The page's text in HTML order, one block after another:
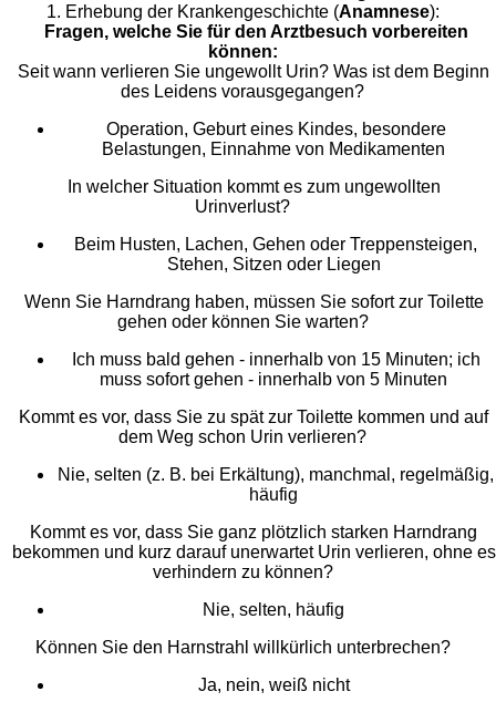
1. Erhebung der Krankengeschichte (Anamnese):
Fragen, welche Sie für den Arztbesuch vorbereiten
können:
Seit wann verlieren Sie ungewollt Urin? Was ist dem Beginn
des Leidens vorausgegangen?
Operation, Geburt eines Kindes, besondere
Belastungen, Einnahme von Medikamenten
In welcher Situation kommt es zum ungewollten
Urinverlust?
Beim Husten, Lachen, Gehen oder Treppensteigen,
Stehen, Sitzen oder Liegen
Wenn Sie Harndrang haben, müssen Sie sofort zur Toilette
gehen oder können Sie warten?
Ich muss bald gehen - innerhalb von 15 Minuten; ich
muss sofort gehen - innerhalb von 5 Minuten
Kommt es vor, dass Sie zu spät zur Toilette kommen und auf
dem Weg schon Urin verlieren?
Nie, selten (z. B. bei Erkältung), manchmal, regelmäßig,
häufig
Kommt es vor, dass Sie ganz plötzlich starken Harndrang
bekommen und kurz darauf unerwartet Urin verlieren, ohne es
verhindern zu können?
Nie, selten, häufig
Können Sie den Harnstrahl willkürlich unterbrechen?
Ja, nein, weiß nicht